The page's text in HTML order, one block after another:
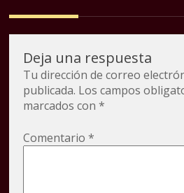
la
entrada
Deja una respuesta
Tu dirección de correo
publicada. Los campos
marcados con*
Comentario*